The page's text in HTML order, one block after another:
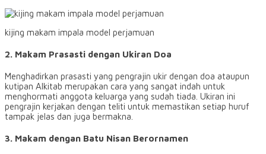
kijing makam impala model perjamuan
2. Makam Prasasti dengan Ukiran Doa
Menghadirkan prasasti yang pengrajin ukir dengan doa ataupun
kutipan Alkitab merupakan cara yang sangat indah untuk
menghormati anggota keluarga yang sudah tiada. Ukiran ini
pengrajin kerjakan dengan teliti untuk memastikan setiap huruf
tampak jelas dan juga bermakna.
3. Makam dengan Batu Nisan Berornamen